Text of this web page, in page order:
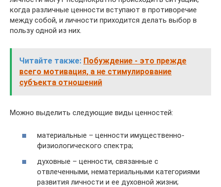
когда различные ценности вступают в противоречие
между собой, и личности приходится делать выбор в
пользу одной из них.
Читайте также: Побуждение - это прежде
всего мотивация, а не стимулирование
субъекта отношений
Можно выделить следующие виды ценностей:
материальные – ценности имущественно-
физиологического спектра;
духовные – ценности, связанные с
отвлеченными, нематериальными категориями
развития личности и ее духовной жизни;